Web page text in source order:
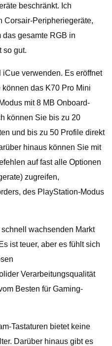
beschränkt. Ich
Corsair-Peripheriegeräte,
das gesamte RGB in
so gut.
verwenden. Es eröffnet
das K70 Pro Mini
mit 8 MB Onboard-
können Sie bis zu 20
und bis zu 50 Profile direkt
hinaus können Sie mit
auf fast alle Optionen
zugreifen,
des PlayStation-Modus
wachsenden Markt
ist teuer, aber es fühlt sich
Verarbeitungsqualität
Besten für Gaming-
Tastaturen bietet keine
Darüber hinaus gibt es